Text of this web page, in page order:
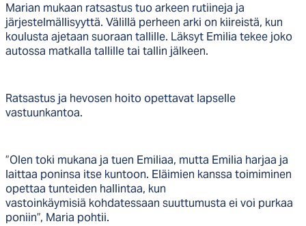
Marian mukaan ratsastus tuo arkeen rutiineja ja
järjestelmällisyyttä. Välillä perheen arki on kiireistä, kun
koulusta ajetaan suoraan tallille. Läksyt Emilia tekee joko
autossa matkalla tallille tai tallin jälkeen.
Ratsastus ja hevosen hoito opettavat lapselle
vastuunkantoa.
”Olen toki mukana ja tuen Emiliaa, mutta Emilia harjaa ja
laittaa poninsa itse kuntoon. Eläimien kanssa toimiminen
opettaa tunteiden hallintaa, kun
vastoinkäymisiä kohdatessaan suuttumusta ei voi purkaa
poniin”, Maria pohtii.